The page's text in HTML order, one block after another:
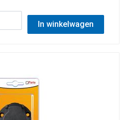
In winkelwagen